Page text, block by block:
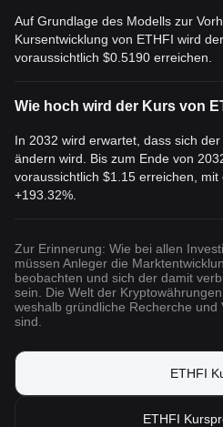
ermitteln. Die Position von Etherfi
dadurch beeinflusst, wie das
Druck reagiert, einschließlich der Art
Änderungen anpasst. Während
wird sein Preis auch weiterhin
Innovation und die wachsende
Technologien bei der
und der Einführung von
können ETHFI an führenden
sichere und nutzerfreundliche
bieten.
Ähnliche Artikel über
Etherfi (ETHFI): Ethereum Staking
Auf Grundlage des Modells zur
Kursentwicklung von ETHFI wird
voraussichtlich $0.5190 erreichen.
Wie hoch wird der Kurs von
In 2032 wird erwartet, dass sich
ändern wird. Bis zum Ende von
voraussichtlich $1.15 erreichen, mit
+193.32%.
Zur Erinnerung: Wie bei allen
müssen Anleger die
beobachten und sich der damit
sein. Die Welt der
weshalb gründliche Recherche und
sind.
ETHFI
ETHFI